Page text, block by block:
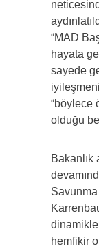
“MAD
hayata
sayede
“böylece
olduğu
Bakanlık
hemfikir